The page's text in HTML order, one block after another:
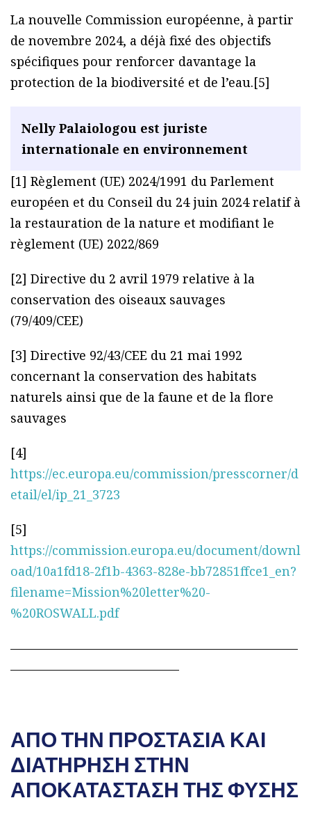
La nouvelle Commission européenne, à partir
de novembre 2024, a déjà fixé des objectifs
spécifiques pour renforcer davantage la
protection de la biodiversité et de l’eau.[5]
Nelly Palaiologou est juriste
internationale en environnement
[1] Règlement (UE) 2024/1991 du Parlement
européen et du Conseil du 24 juin 2024 relatif à
la restauration de la nature et modifiant le
règlement (UE) 2022/869
[2] Directive du 2 avril 1979 relative à la
conservation des oiseaux sauvages
(79/409/CEE)
[3] Directive 92/43/CEE du 21 mai 1992
concernant la conservation des habitats
naturels ainsi que de la faune et de la flore
sauvages
[4]
https://ec.europa.eu/commission/presscorner/d
etail/el/ip_21_3723
[5]
https://commission.europa.eu/document/downl
oad/10a1fd18-2f1b-4363-828e-bb72851ffce1_en?
filename=Mission%20letter%20-
%20ROSWALL.pdf
———————————————————————
—————————————–
ΑΠΟ ΤΗΝ ΠΡΟΣΤΑΣΙΑ ΚΑΙ
ΔΙΑΤΗΡΗΣΗ ΣΤΗΝ
ΑΠΟΚΑΤΑΣΤΑΣΗ ΤΗΣ ΦΥΣΗΣ